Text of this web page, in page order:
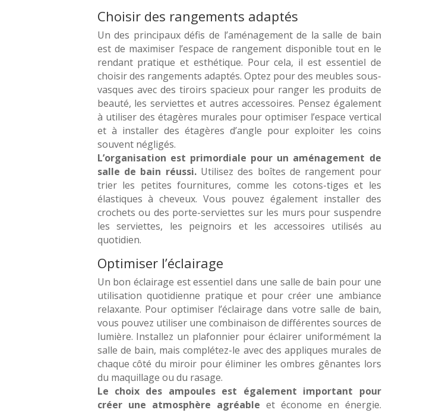
Choisir des rangements adaptés
Un des principaux défis de l’aménagement de la salle de bain
est de maximiser l’espace de rangement disponible tout en le
rendant pratique et esthétique. Pour cela, il est essentiel de
choisir des rangements adaptés. Optez pour des meubles sous-
vasques avec des tiroirs spacieux pour ranger les produits de
beauté, les serviettes et autres accessoires. Pensez également
à utiliser des étagères murales pour optimiser l’espace vertical
et à installer des étagères d’angle pour exploiter les coins
souvent négligés.
L’organisation est primordiale pour un aménagement de
salle de bain réussi. Utilisez des boîtes de rangement pour
trier les petites fournitures, comme les cotons-tiges et les
élastiques à cheveux. Vous pouvez également installer des
crochets ou des porte-serviettes sur les murs pour suspendre
les serviettes, les peignoirs et les accessoires utilisés au
quotidien.
Optimiser l’éclairage
Un bon éclairage est essentiel dans une salle de bain pour une
utilisation quotidienne pratique et pour créer une ambiance
relaxante. Pour optimiser l’éclairage dans votre salle de bain,
vous pouvez utiliser une combinaison de différentes sources de
lumière. Installez un plafonnier pour éclairer uniformément la
salle de bain, mais complétez-le avec des appliques murales de
chaque côté du miroir pour éliminer les ombres gênantes lors
du maquillage ou du rasage.
Le choix des ampoules est également important pour
créer une atmosphère agréable et économe en énergie.